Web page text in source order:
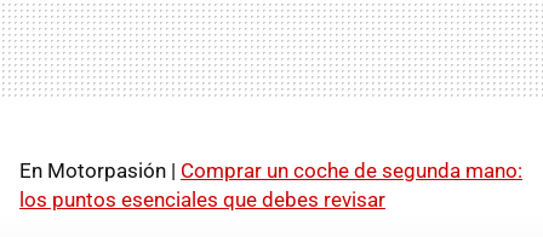
En Motorpasión | Comprar un coche de segunda mano:
los puntos esenciales que debes revisar